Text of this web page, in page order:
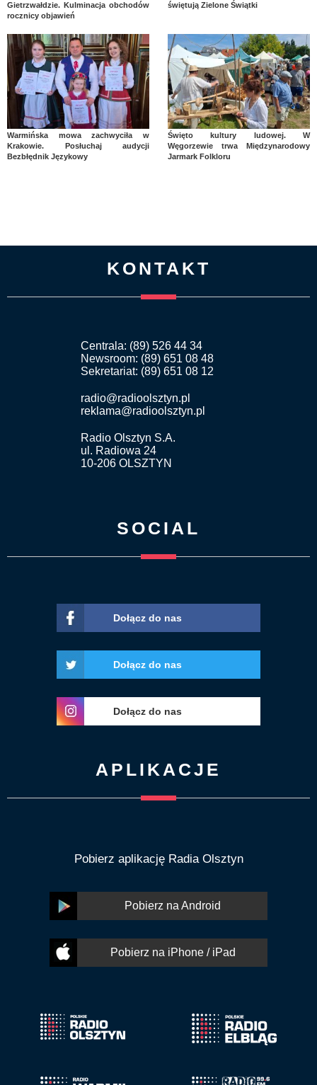
Gietrzwałdzie. Kulminacja obchodów
rocznicy objawień
świętują Zielone Świątki
Warmińska mowa zachwyciła w
Krakowie. Posłuchaj audycji
Bezbłędnik Językowy
Święto kultury ludowej. W
Węgorzewie trwa Międzynarodowy
Jarmark Folkloru
KONTAKT
Centrala: (89) 526 44 34
Newsroom: (89) 651 08 48
Sekretariat: (89) 651 08 12
radio@radioolsztyn.pl
reklama@radioolsztyn.pl
Radio Olsztyn S.A.
ul. Radiowa 24
10-206 OLSZTYN
SOCIAL
Dołącz do nas
Dołącz do nas
Dołącz do nas
APLIKACJE
Pobierz aplikację Radia Olsztyn
Pobierz na Android
Pobierz na iPhone / iPad